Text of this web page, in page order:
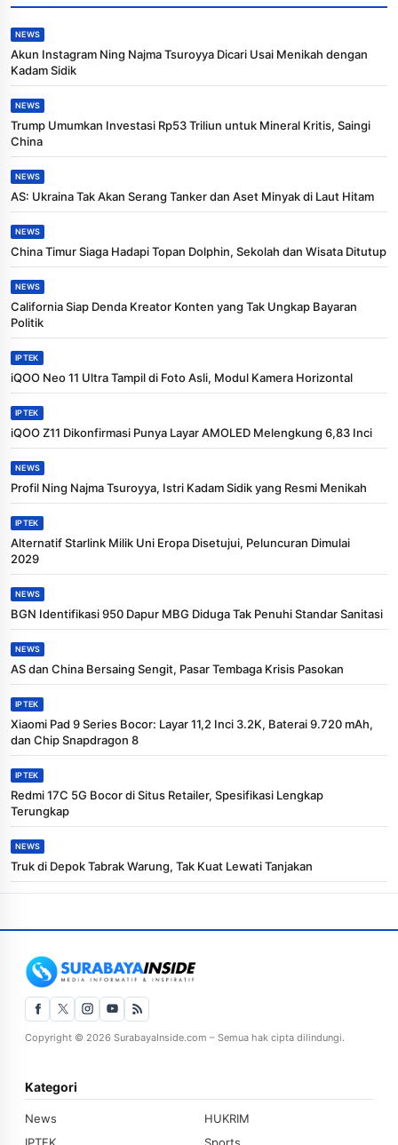
NEWS
Akun Instagram Ning Najma Tsuroyya Dicari Usai Menikah dengan
Kadam Sidik
NEWS
Trump Umumkan Investasi Rp53 Triliun untuk Mineral Kritis, Saingi
China
NEWS
AS: Ukraina Tak Akan Serang Tanker dan Aset Minyak di Laut Hitam
NEWS
China Timur Siaga Hadapi Topan Dolphin, Sekolah dan Wisata Ditutup
NEWS
California Siap Denda Kreator Konten yang Tak Ungkap Bayaran
Politik
IPTEK
iQOO Neo 11 Ultra Tampil di Foto Asli, Modul Kamera Horizontal
IPTEK
iQOO Z11 Dikonfirmasi Punya Layar AMOLED Melengkung 6,83 Inci
NEWS
Profil Ning Najma Tsuroyya, Istri Kadam Sidik yang Resmi Menikah
IPTEK
Alternatif Starlink Milik Uni Eropa Disetujui, Peluncuran Dimulai
2029
NEWS
BGN Identifikasi 950 Dapur MBG Diduga Tak Penuhi Standar Sanitasi
NEWS
AS dan China Bersaing Sengit, Pasar Tembaga Krisis Pasokan
IPTEK
Xiaomi Pad 9 Series Bocor: Layar 11,2 Inci 3.2K, Baterai 9.720 mAh,
dan Chip Snapdragon 8
IPTEK
Redmi 17C 5G Bocor di Situs Retailer, Spesifikasi Lengkap
Terungkap
NEWS
Truk di Depok Tabrak Warung, Tak Kuat Lewati Tanjakan
Copyright © 2026 SurabayaInside.com – Semua hak cipta dilindungi.
Kategori
News
HUKRIM
IPTEK
Sports